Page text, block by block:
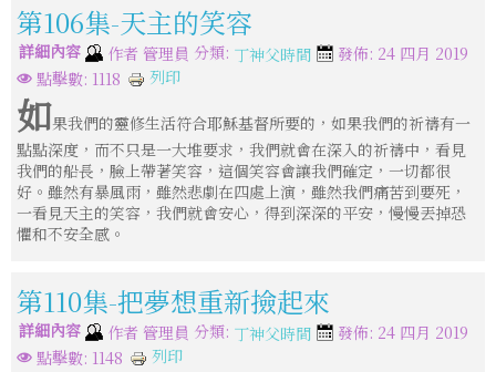
第106集-天主的笑容
詳細內容 作者 管理員 分類: 丁神父時間
發佈: 24 四月 2019
點擊數: 1118
列印
如果我們的靈修生活符合耶穌基督所要的，如果我們的祈禱有一
點點深度，而不只是一大堆要求，我們就會在深入的祈禱中，看見
我們的船長，臉上帶著笑容，這個笑容會讓我們確定，一切都很
好。雖然有暴風雨，雖然悲劇在四處上演，雖然我們痛苦到要死，
一看見天主的笑容，我們就會安心，得到深深的平安，慢慢丟掉恐
懼和不安全感。
第110集-把夢想重新撿起來
詳細內容 作者 管理員 分類: 丁神父時間
發佈: 24 四月 2019
點擊數: 1148
列印